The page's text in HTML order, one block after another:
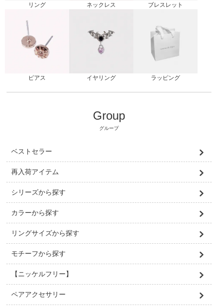
リング ネックレス ブレスレット
ピアス イヤリング ラッピング
Group
グループ
ベストセラー
再入荷アイテム
シリーズから探す
カラーから探す
リングサイズから探す
モチーフから探す
【ニッケルフリー】
ペアアクセサリー